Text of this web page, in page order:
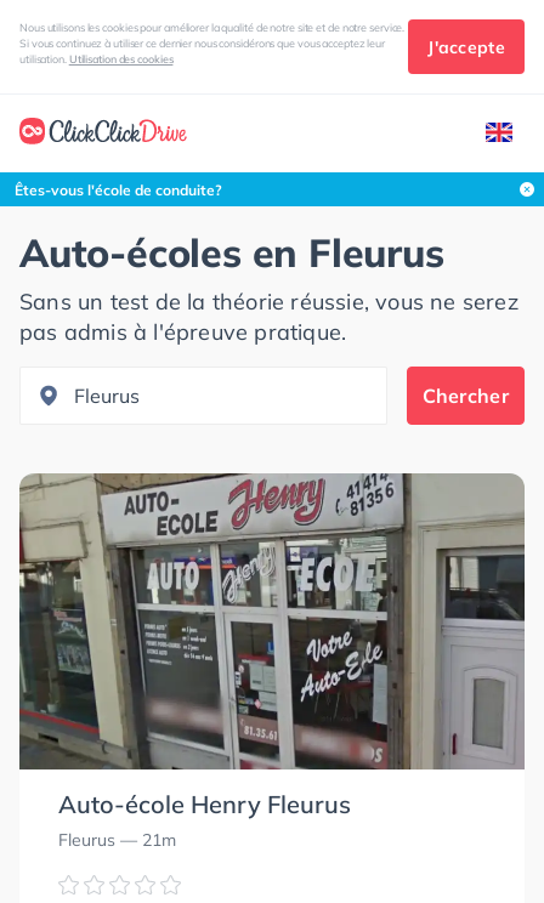
Nous utilisons les cookies pour améliorer la qualité de notre site et de notre service.
Si vous continuez à utiliser ce dernier nous considérons que vous acceptez leur
utilisation. Utilisation des cookies
J'accepte
Êtes-vous l'école de conduite?
Auto-écoles en Fleurus
Sans un test de la théorie réussie, vous ne serez
pas admis à l'épreuve pratique.
Chercher
Auto-école Henry Fleurus
Fleurus — 21m